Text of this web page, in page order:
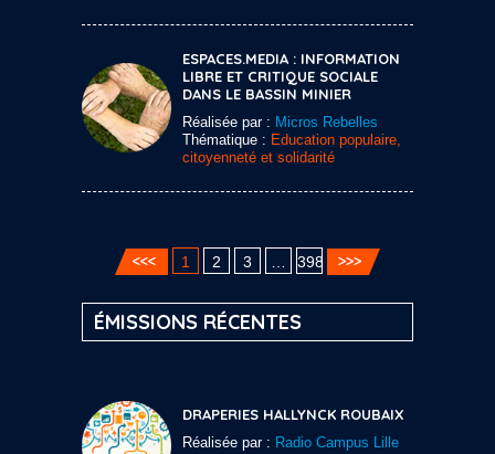
ESPACES.MEDIA : INFORMATION
LIBRE ET CRITIQUE SOCIALE
DANS LE BASSIN MINIER
Réalisée par : Micros Rebelles
Thématique : Education populaire,
citoyenneté et solidarité
1 2 3 398
ÉMISSIONS RÉCENTES
DRAPERIES HALLYNCK ROUBAIX
Réalisée par : Radio Campus Lille